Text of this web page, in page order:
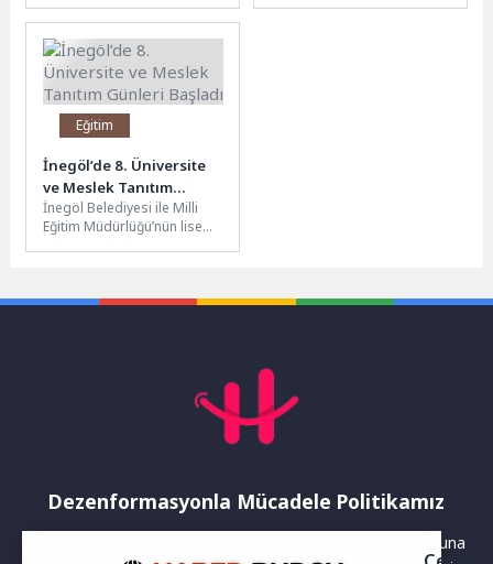
Temmuz’un anlam ve
önemini anlatan resim
sergisi...
Taşındı
Eğitim
İnegöl’de 8. Üniversite
ve Meslek Tanıtım
Günleri Başladı
İnegöl Belediyesi ile Milli
Eğitim Müdürlüğü’nün lise
Dezenformasyonla Mücadele Politikamız
Yayınlanan haberler doğruluk ilkesi gözetilerek hazırlanır. Buna